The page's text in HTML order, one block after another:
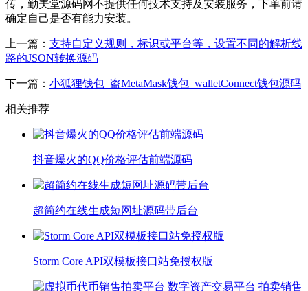
传，勤美堂源码网不提供任何技术支持及安装服务，下单前请
确定自己是否有能力安装。
上一篇： 支持自定义规则，标识或平台等，设置不同的解析线
路的JSON转换源码
下一篇： 小狐狸钱包_盗MetaMask钱包_walletConnect钱包源码
相关推荐
抖音爆火的QQ价格评估前端源码
超简约在线生成短网址源码带后台
Storm Core API双模板接口站免授权版